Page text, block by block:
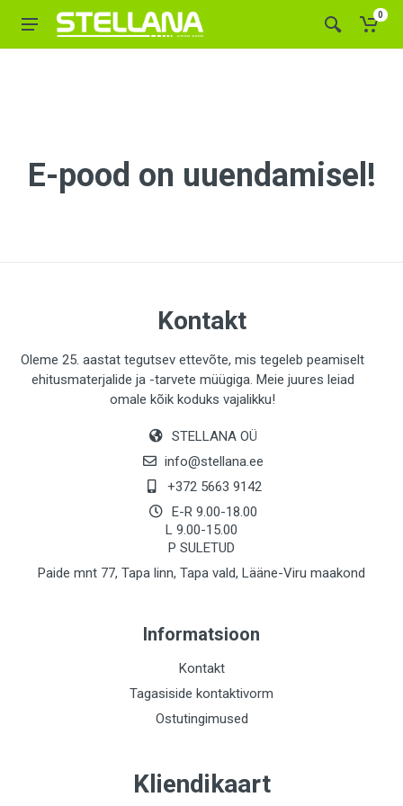
0
E-pood on uuendamisel!
Kontakt
Oleme 25. aastat tegutsev ettevõte, mis tegeleb peamiselt
ehitusmaterjalide ja -tarvete müügiga. Meie juures leiad
omale kõik koduks vajalikku!
STELLANA OÜ
info@stellana.ee
+372 5663 9142
E-R 9.00-18.00
L 9.00-15.00
P SULETUD
Paide mnt 77, Tapa linn, Tapa vald, Lääne-Viru maakond
Informatsioon
Kontakt
Tagasiside kontaktivorm
Ostutingimused
Kliendikaart